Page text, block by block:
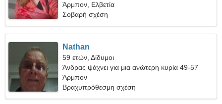
Άρμπον, Ελβετία
Σοβαρή σχέση
Nathan
59 ετών, Δίδυμοι
Άνδρας ψάχνει για μια ανώτερη κυρία 49-57
Άρμπον
Βραχυπρόθεσμη σχέση